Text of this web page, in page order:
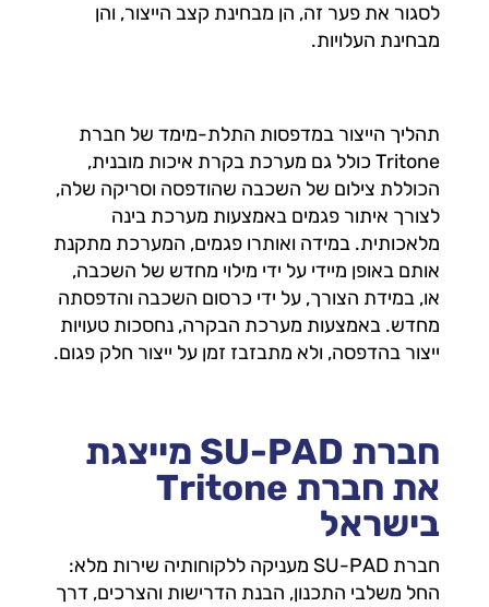
לסגור את פער זה, הן מבחינת קצב הייצור, והן
מבחינת העלויות.
תהליך הייצור במדפסות התלת-מימד של חברת
Tritone כולל גם מערכת בקרת איכות מובנית,
הכוללת צילום של השכבה שהודפסה וסריקה שלה,
לצורך איתור פגמים באמצעות מערכת בינה
מלאכותית. במידה ואותרו פגמים, המערכת מתקנת
אותם באופן מיידי על ידי מילוי מחדש של השכבה,
או, במידת הצורך, על ידי כרסום השכבה והדפסתה
מחדש. באמצעות מערכת הבקרה, נחסכות טעויות
ייצור בהדפסה, ולא מתבזבז זמן על ייצור חלק פגום.
חברת SU-PAD מייצגת
את חברת Tritone
בישראל
חברת SU-PAD מעניקה ללקוחותיה שירות מלא:
החל משלבי התכנון, הבנת הדרישות והצרכים, דרך